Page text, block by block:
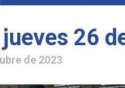
26
de 2023